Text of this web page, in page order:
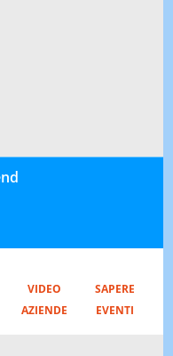
VIDEO
SAPERE
AZIENDE EVENTI